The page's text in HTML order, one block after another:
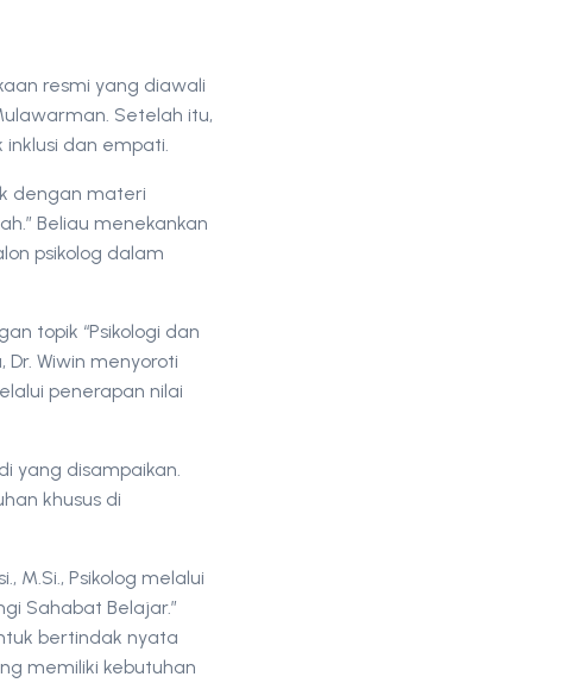
resmi yang diawali
Setelah itu,
dan empati.
dengan materi
Beliau menekankan
psikolog dalam
topik “Psikologi dan
Wiwin menyoroti
penerapan nilai
yang disampaikan.
khusus di
M.Si., Psikolog melalui
Sahabat Belajar.”
bertindak nyata
memiliki kebutuhan